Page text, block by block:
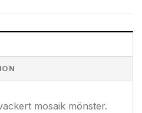
mosaik mönster.